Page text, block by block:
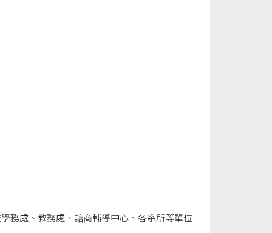
務處、教務處、諮商輔導中心、各系所等單位